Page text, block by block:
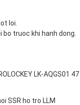
loi.
bo truoc khi hanh dong.
LK-AQGS01 47
SSR ho tro LLM